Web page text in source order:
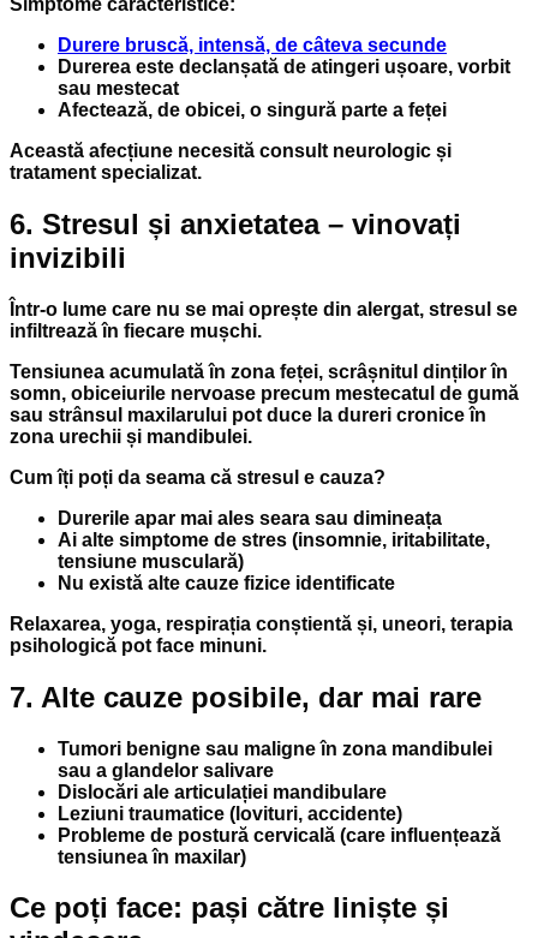
Simptome caracteristice:
Durere bruscă, intensă, de câteva secunde
Durerea este declanșată de atingeri ușoare, vorbit
sau mestecat
Afectează, de obicei, o singură parte a feței
Această afecțiune necesită consult neurologic și
tratament specializat.
6. Stresul și anxietatea – vinovați
invizibili
Într-o lume care nu se mai oprește din alergat, stresul se
infiltrează în fiecare mușchi.
Tensiunea acumulată în zona feței, scrâșnitul dinților în
somn, obiceiurile nervoase precum mestecatul de gumă
sau strânsul maxilarului pot duce la dureri cronice în
zona urechii și mandibulei.
Cum îți poți da seama că stresul e cauza?
Durerile apar mai ales seara sau dimineața
Ai alte simptome de stres (insomnie, iritabilitate,
tensiune musculară)
Nu există alte cauze fizice identificate
Relaxarea, yoga, respirația conștientă și, uneori, terapia
psihologică pot face minuni.
7. Alte cauze posibile, dar mai rare
Tumori benigne sau maligne în zona mandibulei
sau a glandelor salivare
Dislocări ale articulației mandibulare
Leziuni traumatice (lovituri, accidente)
Probleme de postură cervicală (care influențează
tensiunea în maxilar)
Ce poți face: pași către liniște și